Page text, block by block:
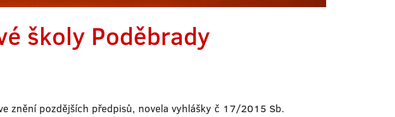
školy Poděbrady
znění pozdějších předpisů, novela vyhlášky č 17/2015 Sb.